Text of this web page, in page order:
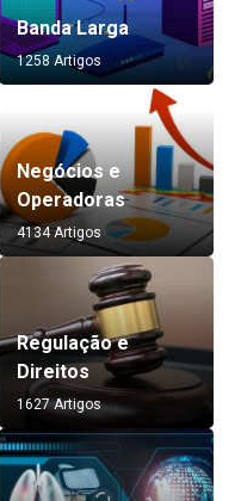
Banda Larga
1258 Artigos
Negócios e
Operadoras
4134 Artigos
Regulação e
Direitos
1627 Artigos